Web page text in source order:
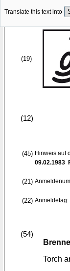
Translate this text into
(19)
(12)
(45) Hinweis auf
09.02.1983
(21)
(22) Anmeldetag:
(54)
Torch